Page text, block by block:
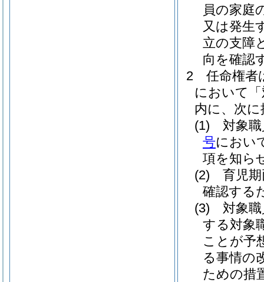
員の家庭
又は発生
立の支障
向を確認
2
任命権者
において
内に、次
(1)
対象
号におい
項を知ら
(2)
育児
確認する
(3)
対象
する対象
ことが予
る事情の
ための措